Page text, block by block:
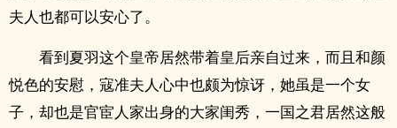
夫人也都可以安心了。
看到夏羽这个皇帝居然带着皇后亲自过来，而且和颜
悦色的安慰，寇准夫人心中也颇为惊讶，她虽是一个女
子，却也是官宦人家出身的大家闺秀，一国之君居然这般